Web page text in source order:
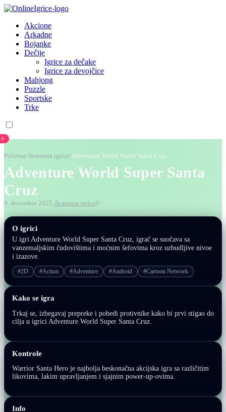
Akcione
Arkadne
Bojanke
Dečije
Igrice za dečake
Igrice za devojčice
Mahjong
Puzzle
Sportske
Trke
0
Početna/Avantura igrice/Adventure World Super Santa Cruz
Adventure World Super Santa
Cruz
9. decembar 2025.Avantura igrice0
O igrici
U igri Adventure World Super Santa Cruz, igrač se suočava sa
vanzemaljskim čudovištima i moćnim šefovima kroz uzbudljive nivoe
i izazove.
#2D #Action #Adventure #Android #Cartoon Network
Kako se igra
Trkaj se, izbegavaj prepreke i pobedi protivnike kako bi prvi stigao do
cilja u igrici Adventure World Super Santa Cruz.
Kontrole
Warrior Santa Hero je najbolja beskonačna akcijska igra sa različitim
likovima, lakim upravljanjem i sjajnim power-up-ovima.
Info